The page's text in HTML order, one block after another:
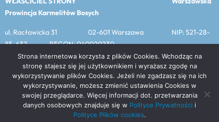
Prowincja Karmelitów Bosych
ul. Racławicka 31 02-601 Warszawa NIP: 521-28-
85-632 REGON: 040020230
MENU
Prawa do materiałów publikowanych na tej stronie należą do
Warszawskiej Prowincji Karmelitów Bosych, chyba że podano
Strona internetowa korzysta z plików Cookies. Wchodząc na
stronę stajesz się jej użytkownikiem i wyrażasz zgodę na
wykorzystywanie plików Cookies. Jeżeli nie zgadzasz się na ich
wykorzystywanie, możesz zmienić ustawienia Cookies w
swojej przeglądarce. Więcej informacji dot. przetwarzania
danych osobowych znajduje się w Polityce Prywatności i
Polityce Plików cookies.